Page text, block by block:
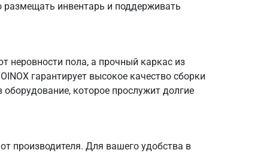
размещать инвентарь и поддерживать
пола, а прочный каркас из
гарантирует высокое качество сборки
которое прослужит долгие
производителя. Для вашего удобства в